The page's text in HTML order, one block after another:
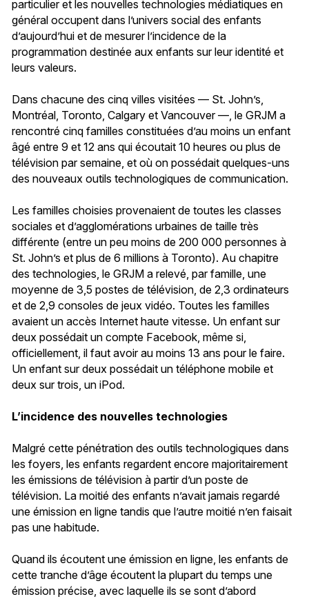
particulier et les nouvelles technologies médiatiques en
général occupent dans l’univers social des enfants
d’aujourd’hui et de mesurer l’incidence de la
programmation destinée aux enfants sur leur identité et
leurs valeurs.
Dans chacune des cinq villes visitées — St. John’s,
Montréal, Toronto, Calgary et Vancouver —, le GRJM a
rencontré cinq familles constituées d’au moins un enfant
âgé entre 9 et 12 ans qui écoutait 10 heures ou plus de
télévision par semaine, et où on possédait quelques-uns
des nouveaux outils technologiques de communication.
Les familles choisies provenaient de toutes les classes
sociales et d’agglomérations urbaines de taille très
différente (entre un peu moins de 200 000 personnes à
St. John’s et plus de 6 millions à Toronto). Au chapitre
des technologies, le GRJM a relevé, par famille, une
moyenne de 3,5 postes de télévision, de 2,3 ordinateurs
et de 2,9 consoles de jeux vidéo. Toutes les familles
avaient un accès Internet haute vitesse. Un enfant sur
deux possédait un compte Facebook, même si,
officiellement, il faut avoir au moins 13 ans pour le faire.
Un enfant sur deux possédait un téléphone mobile et
deux sur trois, un iPod.
L’incidence des nouvelles technologies
Malgré cette pénétration des outils technologiques dans
les foyers, les enfants regardent encore majoritairement
les émissions de télévision à partir d’un poste de
télévision. La moitié des enfants n’avait jamais regardé
une émission en ligne tandis que l’autre moitié n’en faisait
pas une habitude.
Quand ils écoutent une émission en ligne, les enfants de
cette tranche d’âge écoutent la plupart du temps une
émission précise, avec laquelle ils se sont d’abord